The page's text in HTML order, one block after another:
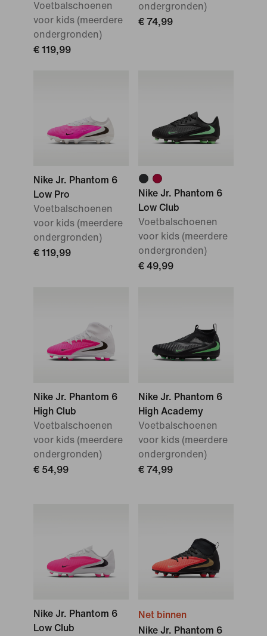
Voetbalschoenen
voor kids (meerdere
ondergronden)
€ 119,99
ondergronden)
€ 74,99
Nike Jr. Phantom 6
Low Pro
Voetbalschoenen
voor kids (meerdere
ondergronden)
€ 119,99
Nike Jr. Phantom 6
Low Club
Voetbalschoenen
voor kids (meerdere
ondergronden)
€ 49,99
Nike Jr. Phantom 6
High Club
Voetbalschoenen
voor kids (meerdere
ondergronden)
€ 54,99
Nike Jr. Phantom 6
High Academy
Voetbalschoenen
voor kids (meerdere
ondergronden)
€ 74,99
Nike Jr. Phantom 6
Low Club
Net binnen
Nike Jr. Phantom 6